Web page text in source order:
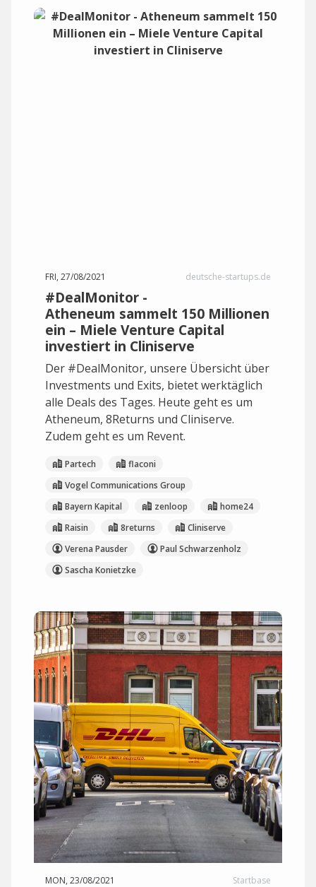
FRI, 27/08/2021 deutsche-startups.de
#DealMonitor -
Atheneum sammelt 150 Millionen
ein – Miele Venture Capital
investiert in Cliniserve
Der #DealMonitor, unsere Übersicht über
Investments und Exits, bietet werktäglich
alle Deals des Tages. Heute geht es um
Atheneum, 8Returns und Cliniserve.
Zudem geht es um Revent.
Partech
flaconi
Vogel Communications Group
Bayern Kapital
zenloop
home24
Raisin
8returns
Cliniserve
Verena Pausder
Paul Schwarzenholz
Sascha Konietzke
MON, 23/08/2021 Startbase